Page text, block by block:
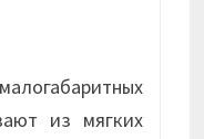
из мягких